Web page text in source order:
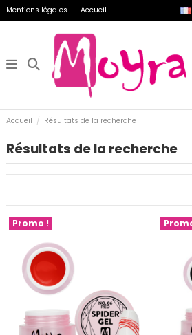
Mentions légales Accueil
Accueil Résultats de la recherche
Résultats de la recherche
Promo !